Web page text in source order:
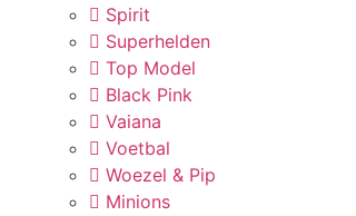
Spirit
Superhelden
Top Model
Black Pink
Vaiana
Voetbal
Woezel & Pip
Minions